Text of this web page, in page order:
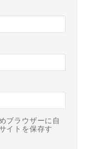
ブラウザーに自
イトを保存す